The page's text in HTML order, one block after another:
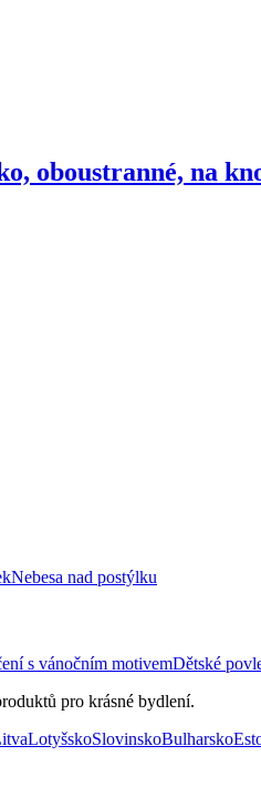
oboustranné, na
Nebesa nad postýlku
s vánočním motivemDětské
pro krásné bydlení.
LotyšskoSlovinskoBulharsko